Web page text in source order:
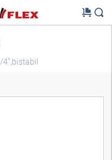
4",bistabil